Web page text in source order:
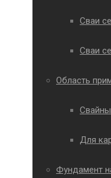
Сваи
Сваи
Область
Для
Фундамент